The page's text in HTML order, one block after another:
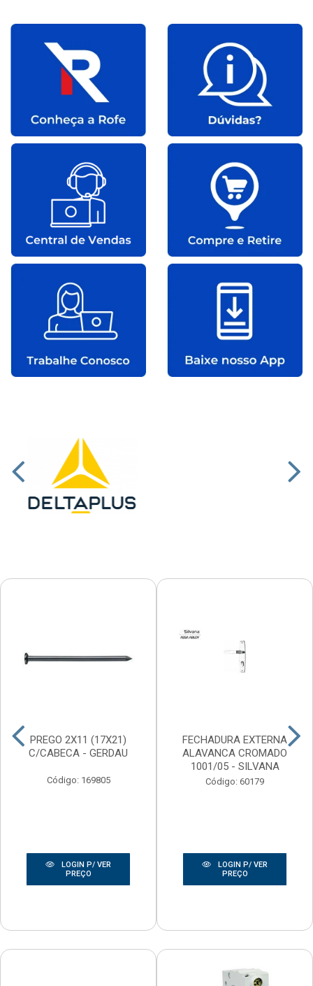
PREGO 2X11 (17X21)
C/CABECA - GERDAU
Código: 169805
LOGIN P/ VER
PREÇO
FECHADURA EXTERNA
ALAVANCA CROMADO
1001/05 - SILVANA
Código: 60179
LOGIN P/ VER
PREÇO